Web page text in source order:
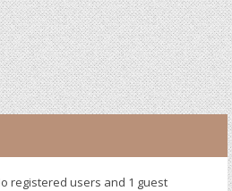
registered users and 1 guest